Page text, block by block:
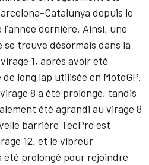
Catalunya depuis le
l'année dernière. Ainsi, une
trouve désormais dans la
1, après avoir été
long lap utilisée en MotoGP.
8 a été prolongé, tandis
été agrandi au virage 8
barrière TecPro est
12, et le vibreur
été prolongé pour rejoindre